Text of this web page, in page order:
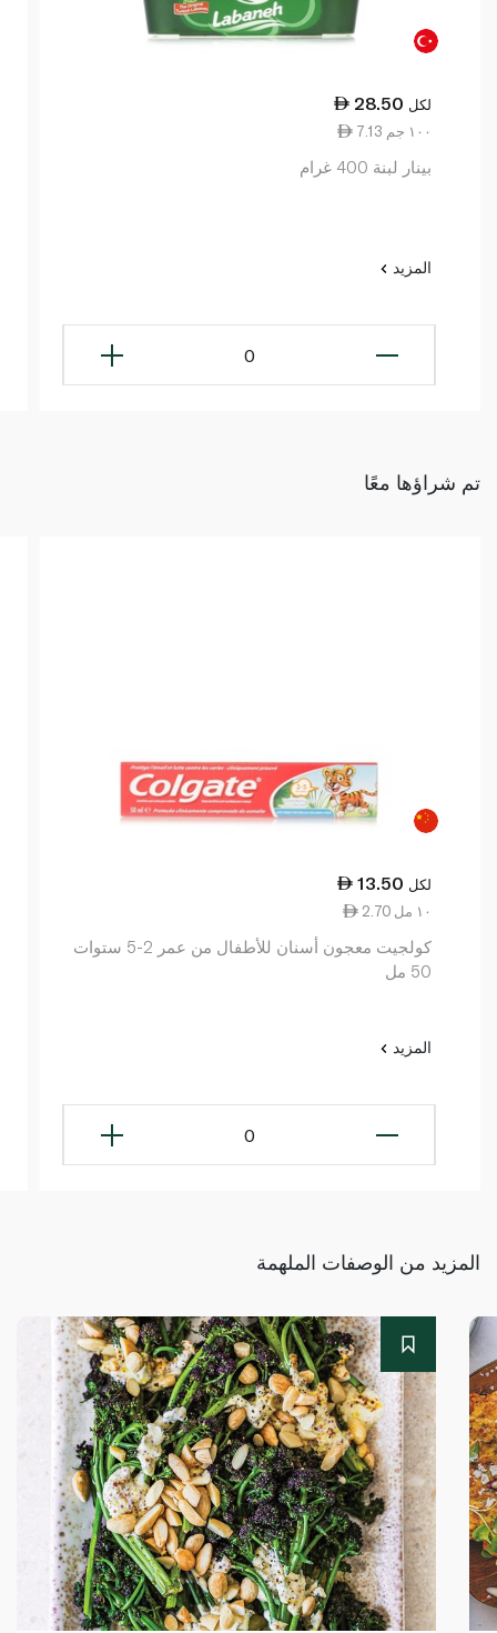
28.50 لكل
7.13 ١٠٠ جم
بينار لبنة 400 غرام
المزيد
0
تم شراؤها معًا
13.50 لكل
2.70 ١٠ مل
كولجيت معجون أسنان للأطفال من عمر 2-5 ستوات
50 مل
المزيد
0
المزيد من الوصفات الملهمة